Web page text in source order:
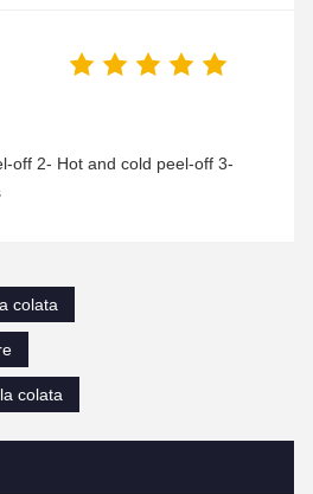
off 2- Hot and cold peel-off 3-
colata
colata